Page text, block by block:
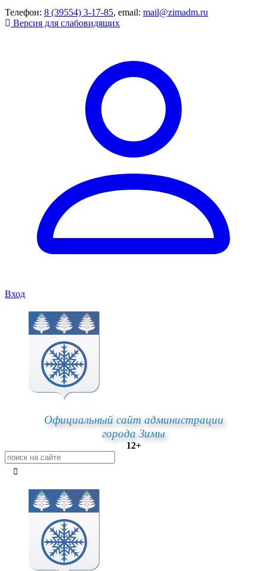
Телефон: 8 (39554) 3-17-85, email: mail@zimadm.ru
Версия для слабовидящих
Вход
Официальный сайт администрации
города Зимы
12+